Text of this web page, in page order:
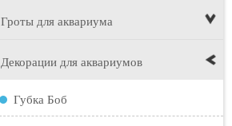
Гроты для аквариума
Декорации для аквариумов
Губка Боб